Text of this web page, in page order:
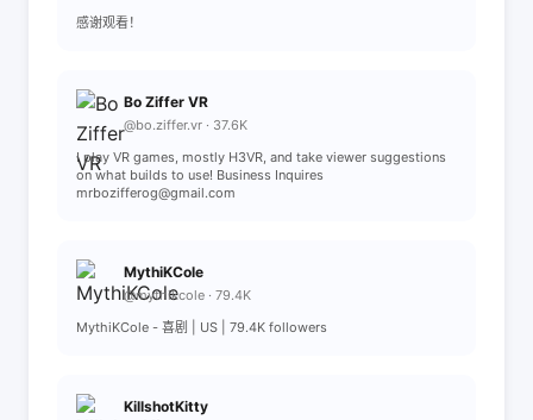
感谢观看！
Bo Ziffer VR
@bo.ziffer.vr · 37.6K
I play VR games, mostly H3VR, and take viewer suggestions
on what builds to use! Business Inquires
mrbozifferog@gmail.com
MythiKCole
@mythikcole · 79.4K
MythiKCole - 喜剧 | US | 79.4K followers
KillshotKitty